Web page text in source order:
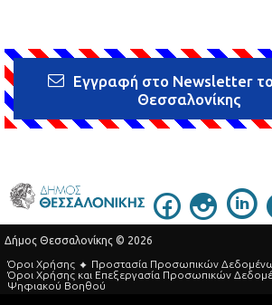
Εγγραφή στο Newsletter
Θεσσαλονίκης
Δήμος Θεσσαλονίκης © 2026
Όροι Χρήσης
Προστασία Προσωπικών
Όροι Xρήσης και Eπεξεργασία Προσωπικών
Ψηφιακού Βοηθού